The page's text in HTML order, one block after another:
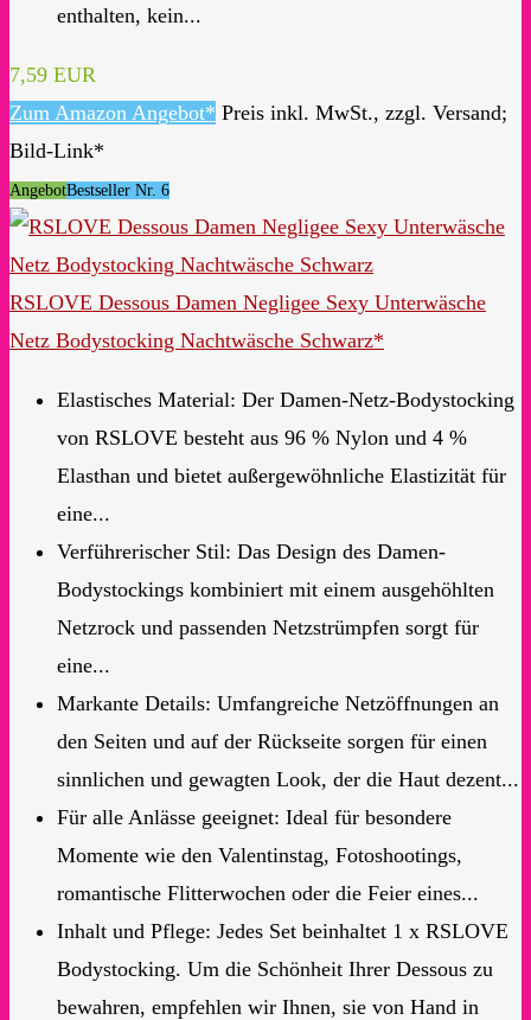
enthalten, kein...
7,59 EUR
Zum Amazon Angebot* Preis inkl. MwSt., zzgl. Versand;
Bild-Link*
AngebotBestseller Nr. 6
RSLOVE Dessous Damen Negligee Sexy Unterwäsche
Netz Bodystocking Nachtwäsche Schwarz*
Elastisches Material: Der Damen-Netz-Bodystocking
von RSLOVE besteht aus 96 % Nylon und 4 %
Elasthan und bietet außergewöhnliche Elastizität für
eine...
Verführerischer Stil: Das Design des Damen-
Bodystockings kombiniert mit einem ausgehöhlten
Netzrock und passenden Netzstrümpfen sorgt für
eine...
Markante Details: Umfangreiche Netzöffnungen an
den Seiten und auf der Rückseite sorgen für einen
sinnlichen und gewagten Look, der die Haut dezent...
Für alle Anlässe geeignet: Ideal für besondere
Momente wie den Valentinstag, Fotoshootings,
romantische Flitterwochen oder die Feier eines...
Inhalt und Pflege: Jedes Set beinhaltet 1 x RSLOVE
Bodystocking. Um die Schönheit Ihrer Dessous zu
bewahren, empfehlen wir Ihnen, sie von Hand in